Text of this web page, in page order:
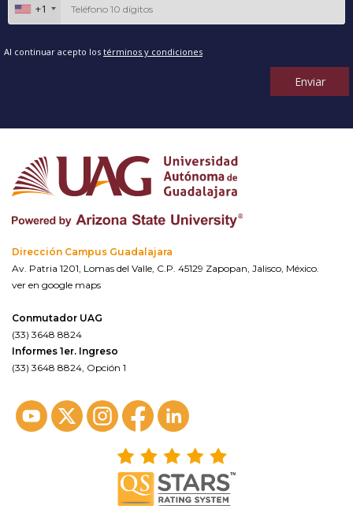
+1
Al continuar acepto los términos y condiciones
Enviar
Dirección Campus Guadalajara
Av. Patria 1201, Lomas del Valle, C.P. 45129 Zapopan, Jalisco, México.
ver en google maps
Conmutador UAG
(33) 3648 8824
Informes 1er. Ingreso
(33) 3648 8824, Opción 1